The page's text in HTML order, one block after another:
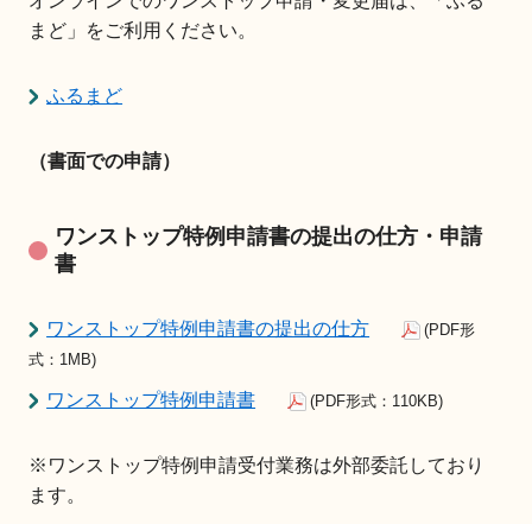
まど」をご利用ください。
ふるまど
（書面での申請）
ワンストップ特例申請書の提出の仕方・申請
書
ワンストップ特例申請書の提出の仕方
(PDF形
式：1MB)
ワンストップ特例申請書 (PDF形式：110KB)
※ワンストップ特例申請受付業務は外部委託しており
ます。